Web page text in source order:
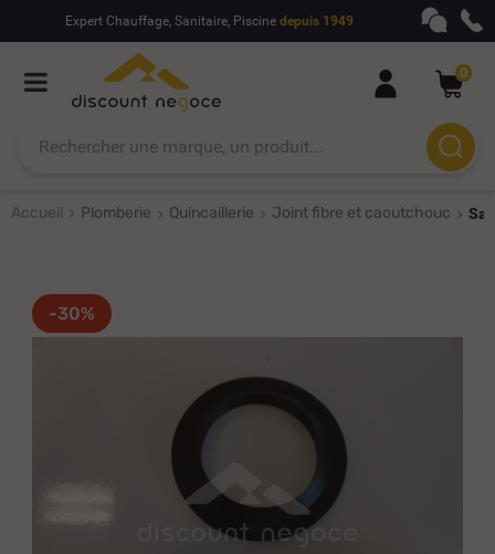
Expert Chauffage, Sanitaire, Piscine depuis 1949
0
Accueil Plomberie Quincaillerie Joint fibre et caoutchouc
-30%